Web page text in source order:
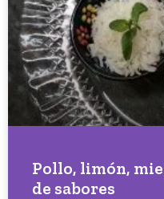
Pollo, limón,
de sabores